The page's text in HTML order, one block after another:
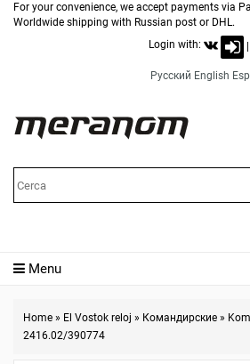
For your convenience, we accept payments via
Worldwide shipping with Russian post or DHL.
Login with:
Русский English
Menu
Home » El Vostok reloj » Командирские »
2416.02/390774